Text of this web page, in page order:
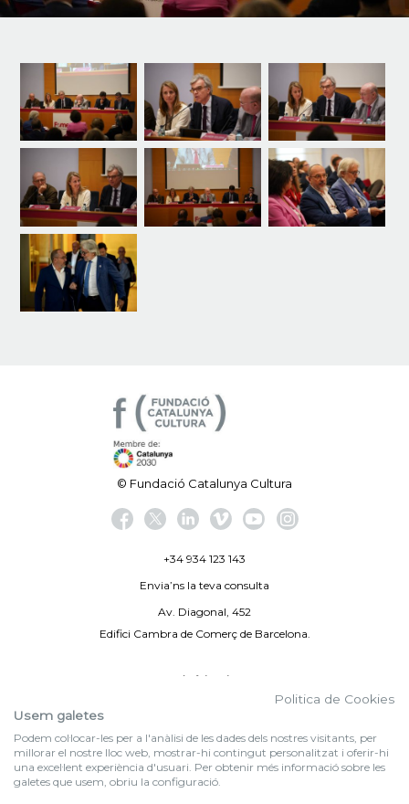
© Fundació Catalunya Cultura
+34 934 123 143
Envia’ns la teva consulta
Av. Diagonal, 452
Edifici Cambra de Comerç de Barcelona.
Avís legal
By 100X100NET
f (NEWSLETTER)
Politica de Cookies
Usem galetes
Podem col·locar-les per a l'anàlisi de les dades dels nostres visitants, per
millorar el nostre lloc web, mostrar-hi contingut personalitzat i oferir-hi
una excel·lent experiència d'usuari. Per obtenir més informació sobre les
galetes que usem, obriu la configuració.